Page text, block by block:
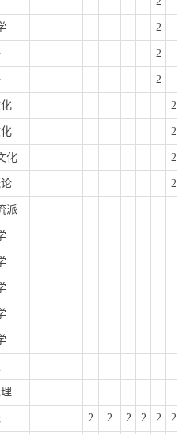
2
2
2
2
2
化 2
2
派
2 2 2 2 2 2